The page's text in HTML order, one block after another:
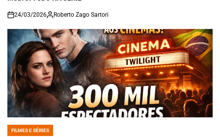
on
24/03/2026 Roberto Zago Sartori
POSTED
FILMES E SÉRIES